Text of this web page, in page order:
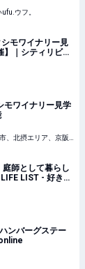
ウフ。
モワイナリー見
｜シティリビン
モワイナリー見学
師として暮らし
LIST - 好きな
ンバーグステー